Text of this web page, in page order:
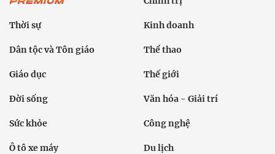
Thời sự Kinh doanh
Dân tộc và Tôn giáo Thể thao
Giáo dục Thế giới
Đời sống Văn hóa - Giải trí
Sức khỏe Công nghệ
Ô tô xe máy Du lịch